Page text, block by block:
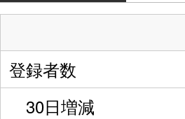
登録者数
30日増減